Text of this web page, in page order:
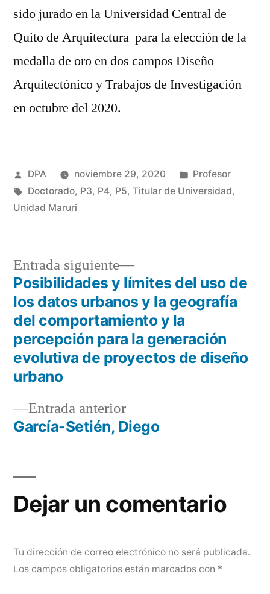
sido jurado en la Universidad Central de
Quito de Arquitectura para la elección de la
medalla de oro en dos campos Diseño
Arquitectónico y Trabajos de Investigación
en octubre del 2020.
Publicado
por
DPA noviembre 29, 2020
Publicado
en
Profesor
Etiquetas:
Doctorado, P3, P4, P5, Titular de Universidad,
Unidad Maruri
Navegación
de
entradas
Entrada anteriorEntrada
anterior:
García-Setién, Diego
Entrada siguiente
Entrada
siguiente:
Posibilidades y límites del uso de
los datos urbanos y la geografía
del comportamiento y la
percepción para la generación
evolutiva de proyectos de diseño
urbano
Dejar un comentario
Tu dirección de correo electrónico no será publicada.
Los campos obligatorios están marcados con *